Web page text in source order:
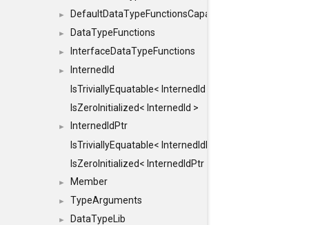
► DefaultDataTypeFunctionsCapabilityFlags
► DataTypeFunctions
► InterfaceDataTypeFunctions
►
InternedId
IsTriviallyEquatable< InternedId >
IsZeroInitialized< InternedId >
►
InternedIdPtr
IsTriviallyEquatable< InternedIdPtr >
IsZeroInitialized< InternedIdPtr >
► Member
► TypeArguments
► DataTypeLib